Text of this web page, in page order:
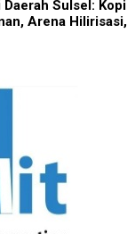
Sulsel: Kopi
Arena Hilirisasi,